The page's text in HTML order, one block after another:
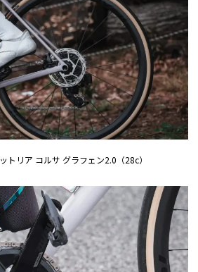
トリア コルサ グラフェン2.0（28c）